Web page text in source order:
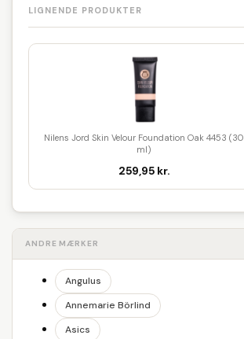
LIGNENDE PRODUKTER
Nilens Jord Skin Velour Foundation Oak 4453 (30
ml)
259,95 kr.
ANDRE MÆRKER
Angulus
Annemarie Börlind
Asics